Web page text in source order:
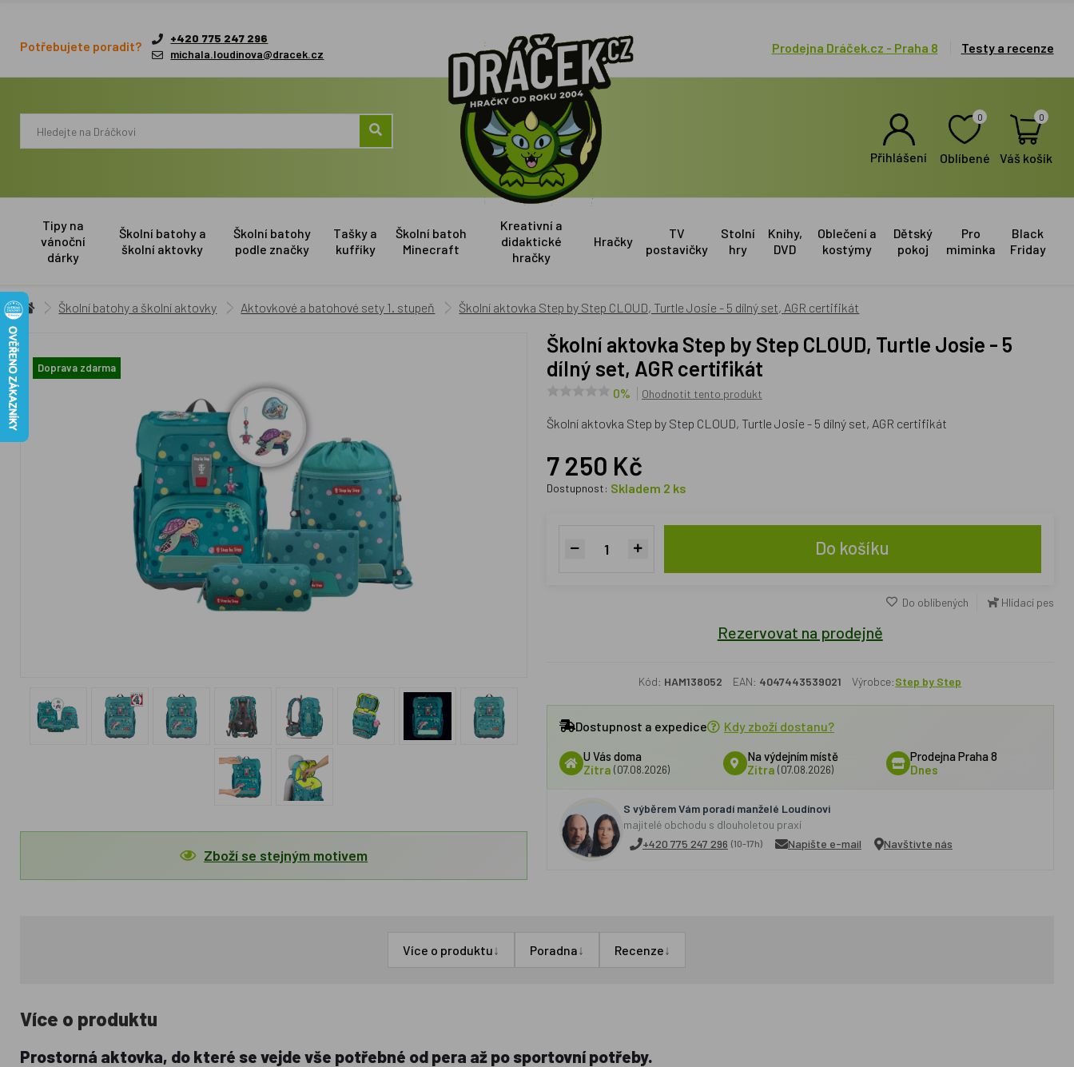
Potřebujete poradit?
+420 775 247 296
michala.loudinova@dracek.cz
Prodejna Dráček.cz - Praha 8 Testy a recenze
Přihlášení
0
Oblíbené
0
Váš košík
Tipy na
vánoční
dárky
Školní batohy a
školní aktovky
Školní batohy
podle značky
Tašky a
kufříky
Školní batoh
Minecraft
Kreativní a
didaktické
hračky
Hračky
TV
postavičky
Stolní
hry
Knihy,
DVD
Oblečení a
kostýmy
Dětský
pokoj
Pro
miminka
Black
Friday
Školní batohy a školní aktovky Aktovkové a batohové sety 1. stupeň Školní aktovka Step by Step CLOUD, Turtle Josie - 5 dílný set, AGR certifikát
Doprava zdarma
Zboží se stejným motivem
Školní aktovka Step by Step CLOUD, Turtle Josie - 5
dílný set, AGR certifikát
0% Ohodnotit tento produkt
Školní aktovka Step by Step CLOUD, Turtle Josie - 5 dílný set, AGR certifikát
7 250 Kč
Dostupnost: Skladem 2 ks
Do košíku
Do oblíbených Hlídací pes
Rezervovat na prodejně
Kód: HAM138052 EAN: 4047443539021 Výrobce:Step by Step
Dostupnost a expedice Kdy zboží dostanu?
U Vás doma
Zítra (07.08.2026)
Na výdejním místě
Zítra (07.08.2026)
Prodejna Praha 8
Dnes
S výběrem Vám poradí manželé Loudínovi
majitelé obchodu s dlouholetou praxí
+420 775 247 296 (10-17h) Napište e-mail Navštivte nás
Více o produktu↓ Poradna↓ Recenze↓
Více o produktu
Prostorná aktovka, do které se vejde vše potřebné od pera až po sportovní potřeby.